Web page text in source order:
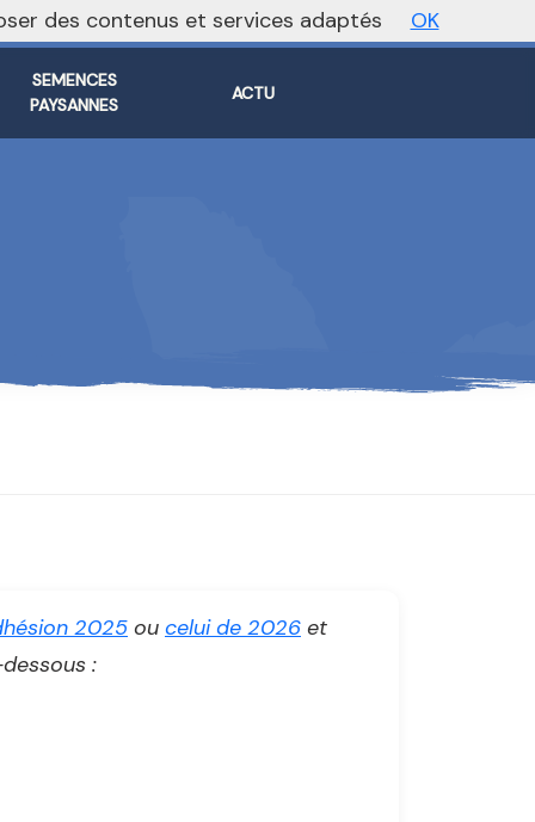
Vers le site national
SEMENCES
PAYSANNES
ACTU
2025 ou celui de 2026 et
:
des contenus et services adaptés OK